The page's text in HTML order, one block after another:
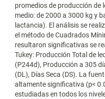
promedios de producción de
medio: de 2000 a 3000 kg y
lactancia). El análisis se
el método de Cuadrados
resultaron significativas se
Tukey: Producción Total de
(P244d), Producción a 305
(DL), Días Seca (DS). La
altamente significativa (p<
estudiadas en todos los